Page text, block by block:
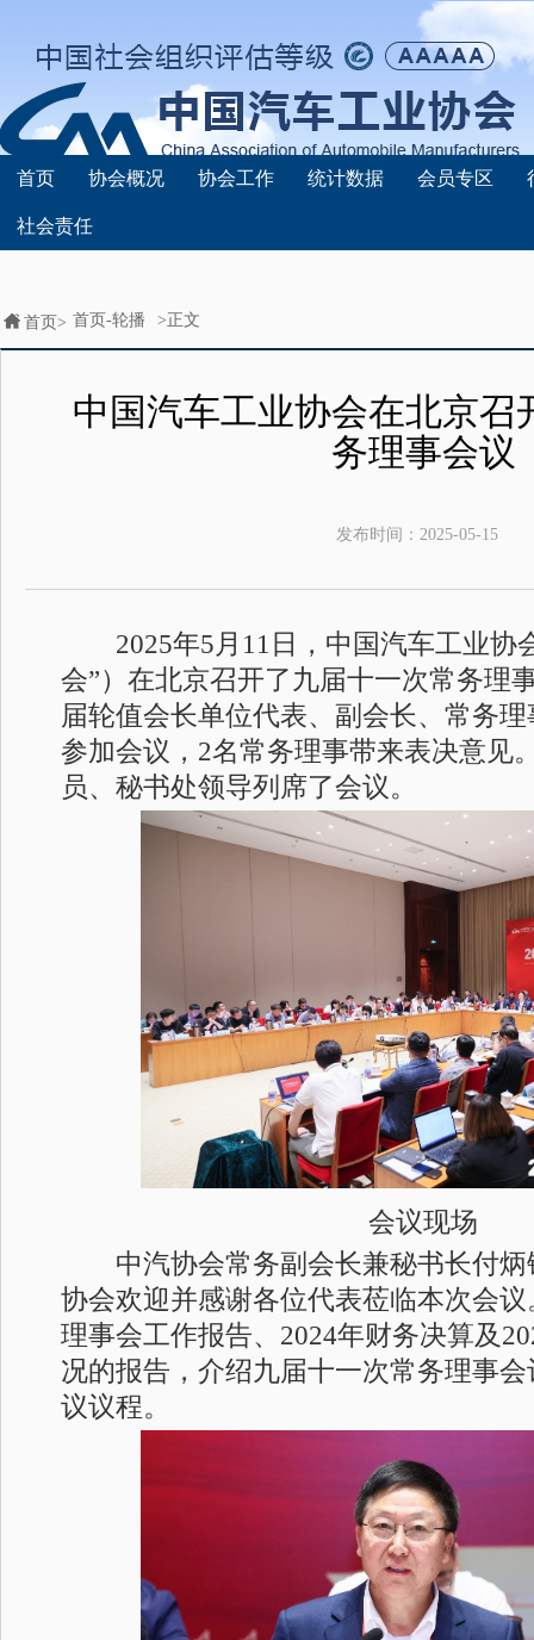
首页 协会概况 协会工作 统计数据 会员专区
社会责任
首页> 首页-轮播 >正文
中国汽车工业协会在北京召
务理事会议
发布时间： 2025-05-15
2025年5月11日，中国汽车工业协
会”）在北京召开了九届十一次常务理
届轮值会长单位代表、副会长、常务
参加会议，2名常务理事带来表决意见
员、秘书处领导列席了会议。
会议现场
中汽协会常务副会长兼秘书长付炳
协会欢迎并感谢各位代表莅临本次会
理事会工作报告、2024年财务决算及
况的报告，介绍九届十一次常务理事
议议程。